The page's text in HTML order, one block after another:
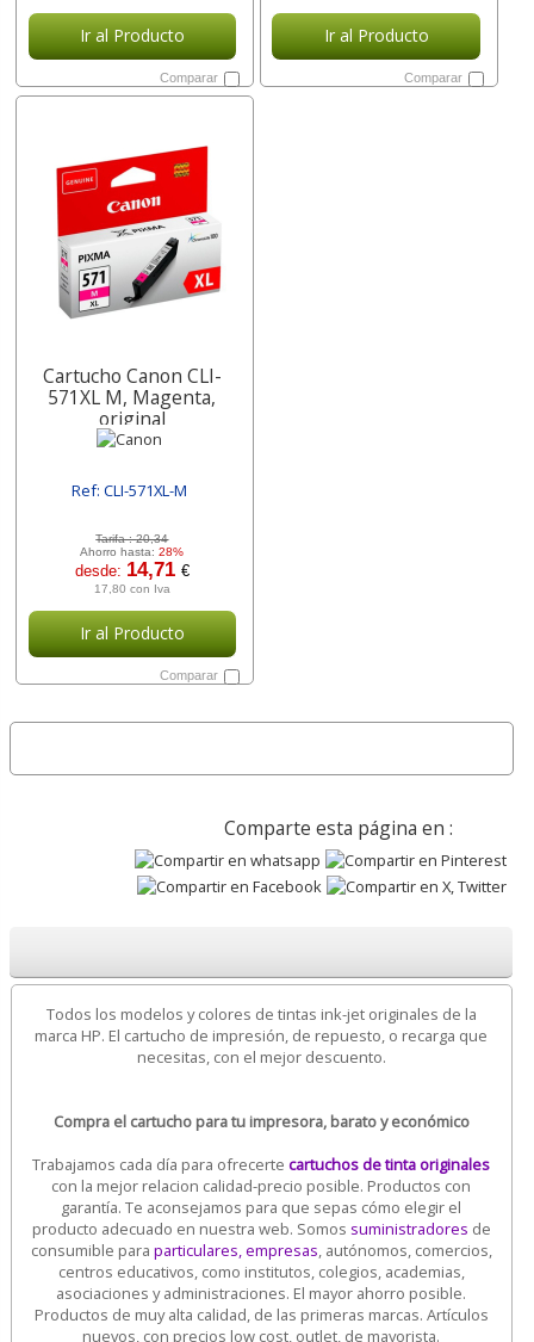
Ir al Producto
Comparar
Ir al Producto
Comparar
Cartucho Canon CLI-
571XL M, Magenta,
original
Ref: CLI-571XL-M
Tarifa :20,34
Ahorro hasta:28%
desde: 14,71 €
17,80 con Iva
Ir al Producto
Comparar
Comparte esta página en :
Todos los modelos y colores de tintas ink-jet originales de la
marca HP. El cartucho de impresión, de repuesto, o recarga que
necesitas, con el mejor descuento.
Compra el cartucho para tu impresora, barato y económico
Trabajamos cada día para ofrecertecartuchos de tinta originales
con la mejor relacion calidad-precio posible. Productos con
garantía. Te aconsejamos para que sepas cómo elegir el
producto adecuado en nuestra web. Somos suministradores de
consumible para particulares, empresas, autónomos, comercios,
centros educativos, como institutos, colegios, academias,
asociaciones y administraciones. El mayor ahorro posible.
Productos de muy alta calidad, de las primeras marcas. Artículos
nuevos, con precios low cost, outlet, de mayorista.